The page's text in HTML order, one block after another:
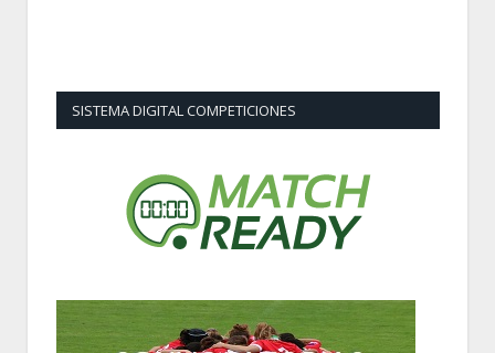
SISTEMA DIGITAL COMPETICIONES